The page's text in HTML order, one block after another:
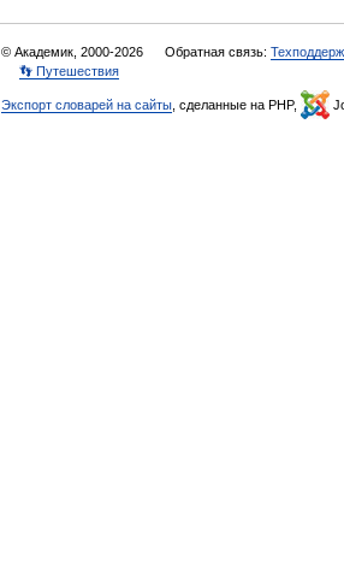
© Академик, 2000-2026 Обратная связь:
👣 Путешествия
Экспорт словарей на сайты , сделанные на PHP,